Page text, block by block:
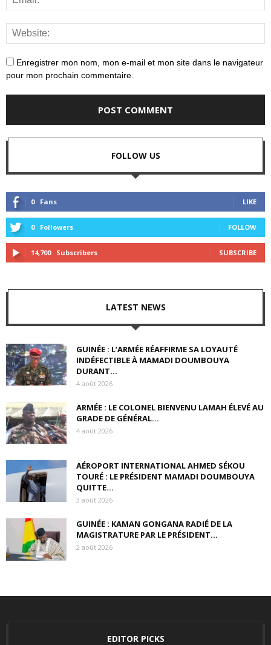
Enregistrer mon nom, mon e-mail et mon site dans le navigateur
pour mon prochain commentaire.
FOLLOW US
0 Fans LIKE
0 Followers FOLLOW
14,700 Subscribers SUBSCRIBE
LATEST NEWS
GUINÉE : L’ARMÉE RÉAFFIRME SA LOYAUTÉ
INDÉFECTIBLE À MAMADI DOUMBOUYA
DURANT...
4 août 2026
ARMÉE : LE COLONEL BIENVENU LAMAH ÉLEVÉ AU
GRADE DE GÉNÉRAL...
4 août 2026
AÉROPORT INTERNATIONAL AHMED SÉKOU
TOURÉ : LE PRÉSIDENT MAMADI DOUMBOUYA
QUITTE...
3 août 2026
GUINÉE : KAMAN GONGANA RADIÉ DE LA
MAGISTRATURE PAR LE PRÉSIDENT...
2 août 2026
EDITOR PICKS